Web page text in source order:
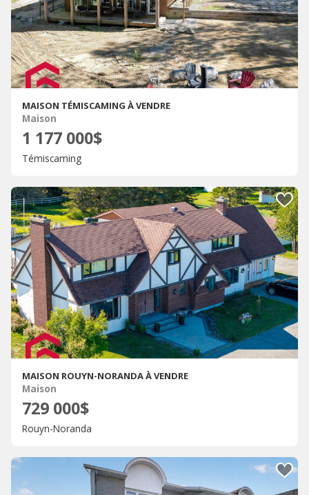
MAISON TÉMISCAMING À VENDRE
Maison
1 177 000$
Témiscaming
MAISON ROUYN-NORANDA À VENDRE
Maison
729 000$
Rouyn-Noranda